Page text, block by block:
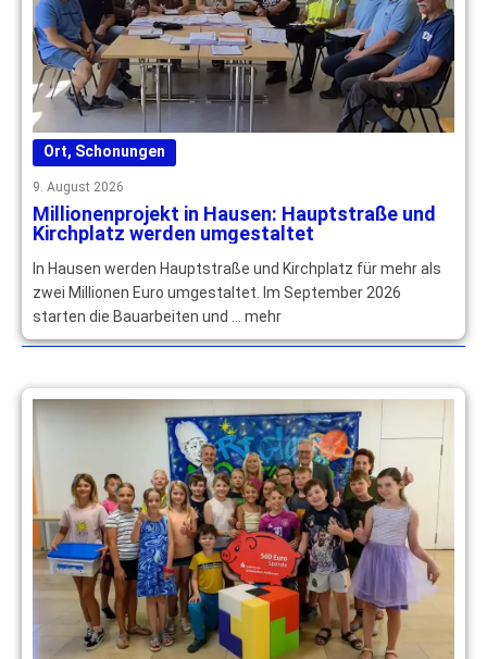
Ort, Schonungen
9. August 2026
Millionenprojekt in Hausen: Hauptstraße und
Kirchplatz werden umgestaltet
In Hausen werden Hauptstraße und Kirchplatz für mehr als
zwei Millionen Euro umgestaltet. Im September 2026
starten die Bauarbeiten und … mehr